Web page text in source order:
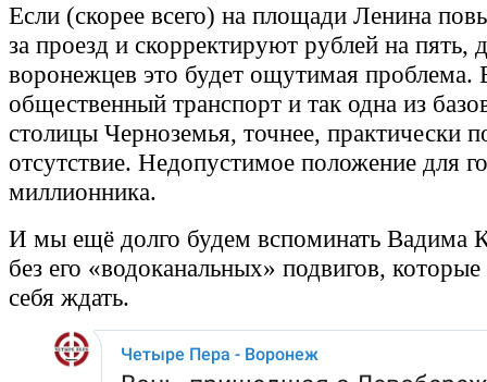
Если (скорее всего) на площади Ленина
за проезд и скорректируют рублей на пять,
воронежцев это будет ощутимая проблема.
общественный транспорт и так одна из
столицы Черноземья, точнее, практически
отсутствие. Недопустимое положение для
миллионника.
И мы ещё долго будем вспоминать Вадима
без его «водоканальных» подвигов, которые
себя ждать.